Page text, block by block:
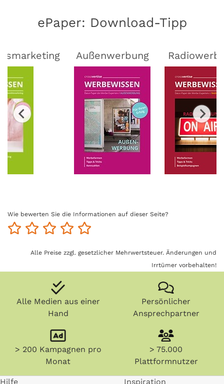
ePaper: Download-Tipp
Außenwerbung
Wie bewerten Sie die Informationen auf dieser Seite?
Alle Preise zzgl. gesetzlicher Mehrwertsteuer. Änderungen und
Irrtümer vorbehalten!
Alle Medien aus einer
Hand
Persönlicher
Ansprechpartner
> 200 Kampagnen pro
Monat
> 75.000
Plattformnutzer
Hilfe
Inspiration